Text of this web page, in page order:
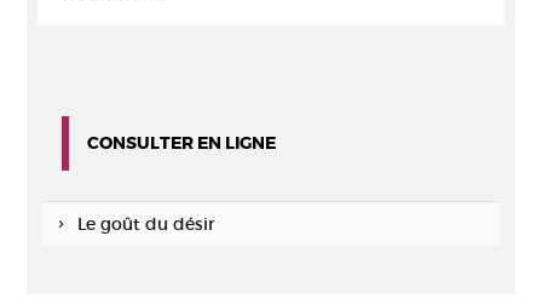
CONSULTER EN LIGNE
Le goût du désir